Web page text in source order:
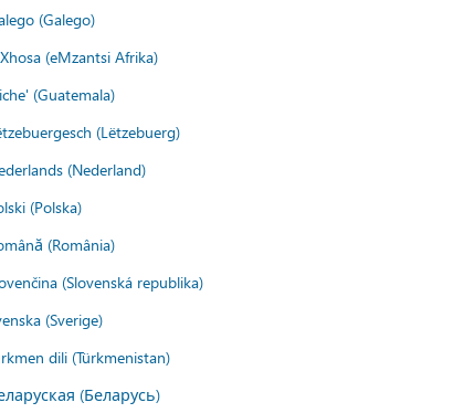
(Galego)
(eMzantsi Afrika)
(Guatemala)
(Lëtzebuerg)
(Nederland)
(Polska)
(România)
(Slovenská republika)
(Sverige)
dili (Türkmenistan)
(Беларусь)